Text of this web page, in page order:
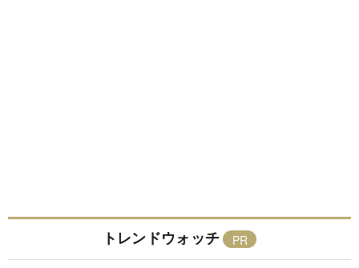
トレンドウォッチ